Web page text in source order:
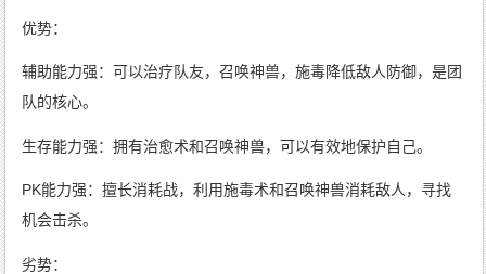
优势：
辅助能力强：可以治疗队友，召唤神兽，施毒降低敌人防御，是团
队的核心。
生存能力强：拥有治愈术和召唤神兽，可以有效地保护自己。
PK能力强：擅长消耗战，利用施毒术和召唤神兽消耗敌人，寻找
机会击杀。
劣势：